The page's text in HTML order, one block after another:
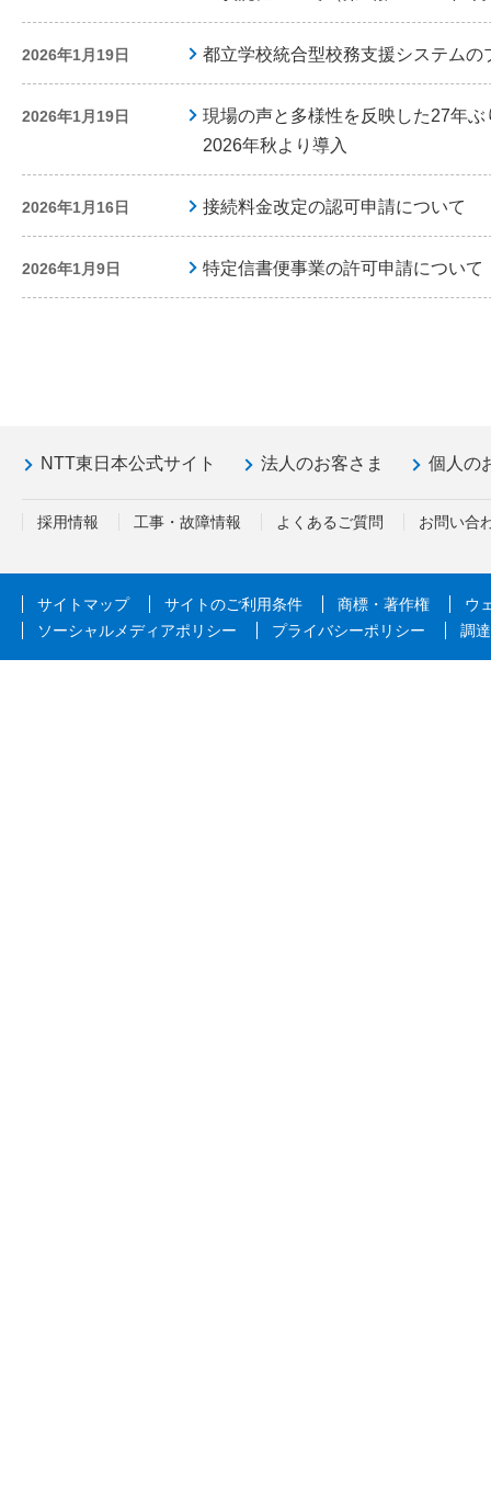
2026年1月19日 都立学校統合型校務支援システム
2026年1月19日
現場の声と多様性を反映した27年
2026年秋より導入
2026年1月16日 接続料金改定の認可申請について
2026年1月9日 特定信書便事業の許可申請について
NTT東日本公式サイト 法人のお客さま 個人の
採用情報 工事・故障情報 よくあるご質問 お問い合
サイトマップ サイトのご利用条件 商標・著作権
ウ
ソーシャルメディアポリシー
プライバシーポリシー 調